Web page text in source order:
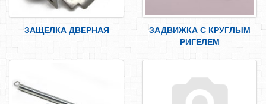
САНТЕХНИКА
ЭЛЕКТРОТОВАРЫ
СРЕДСТВА ЗАЩИТЫ ТРУДА
ЗАЩЕЛКА ДВЕРНАЯ
ЗАДВИЖКА С КРУГЛЫМ
РИГЕЛЕМ